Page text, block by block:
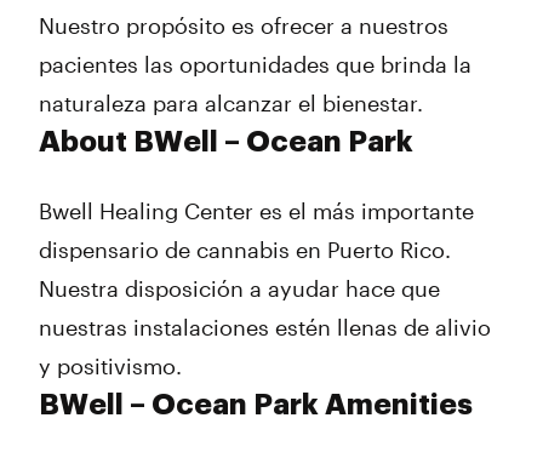
Nuestro propósito es ofrecer a nuestros
pacientes las oportunidades que brinda la
naturaleza para alcanzar el bienestar.
About BWell – Ocean Park
Bwell Healing Center es el más importante
dispensario de cannabis en Puerto Rico.
Nuestra disposición a ayudar hace que
nuestras instalaciones estén llenas de alivio
y positivismo.
BWell – Ocean Park Amenities
Friday
Sunday
9:00 am - 9:00 pm
9:00 am - 9:00 pm
10:00 am - 7:00 pm